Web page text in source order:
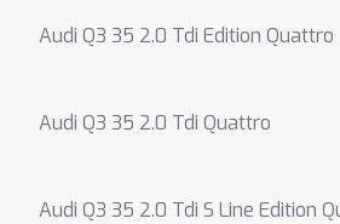
Audi Q3 35 2.0 Tdi Edition Quattro
Audi Q3 35 2.0 Tdi Quattro
Audi Q3 35 2.0 Tdi S Line Edition